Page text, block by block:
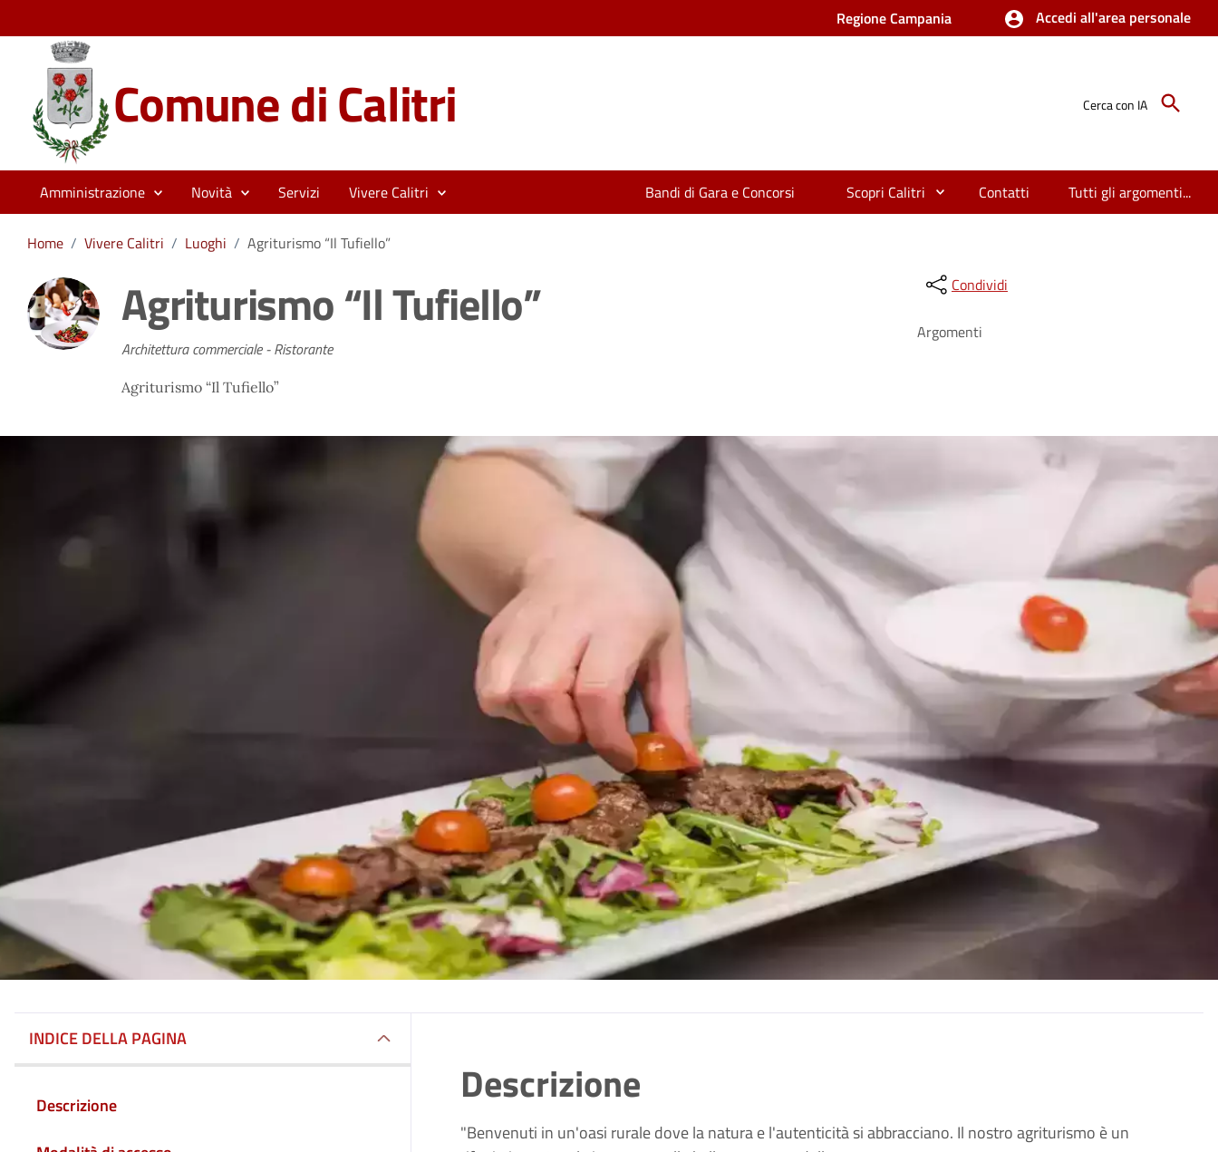
Regione Campania Accedi all'area personale
Comune di Calitri Cerca con IA
Amministrazione Novità Servizi Vivere Calitri Bandi di Gara e Concorsi Scopri Calitri Contatti Tutti gli argomenti...
Home / Vivere Calitri / Luoghi / Agriturismo “Il Tufiello”
Agriturismo “Il Tufiello”
Architettura commerciale - Ristorante
Agriturismo “Il Tufiello”
Condividi
Argomenti
INDICE DELLA PAGINA
Descrizione
Descrizione
"Benvenuti in un'oasi rurale dove la natura e l'autenticità si abbracciano. Il nostro agriturismo è un